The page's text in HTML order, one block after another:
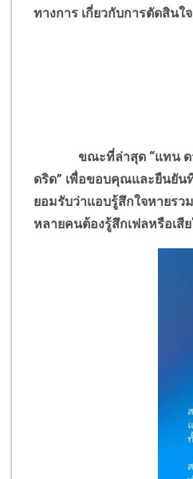
ทางการ เกี่ยวกับการตัดสิน
ขณะที่ล่าสุด “แทน ดวงแ
ดริด” เพื่อขอบคุณและยืนยัน
ยอมรับว่าแอบรู้สึกใจหายร
หลายคนต้องรู้สึกเฟลหรือเสี